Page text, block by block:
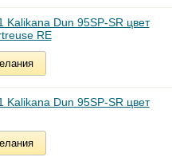
Kalikana Dun 95SP-SR цвет
RE
Kalikana Dun 95SP-SR цвет